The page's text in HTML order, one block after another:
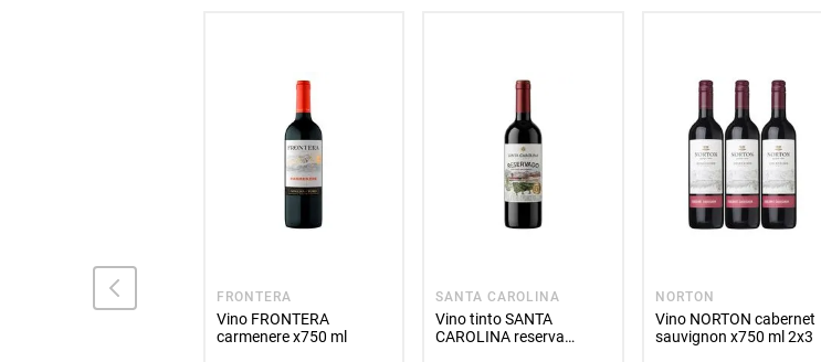
DE LIRIA FRONTERA
Vino FRONTERA
carmenere x750 ml
SANTA CAROLINA
Vino tinto SANTA
CAROLINA reserva
NORTON
Vino NORTON cabernet
sauvignon x750 ml 2x3